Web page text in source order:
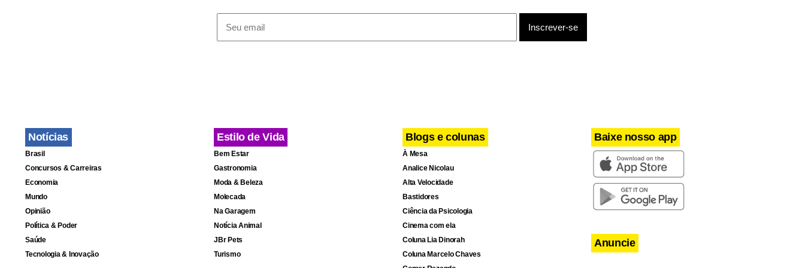
para produtos comprados no duty free, depois dos postos de inspeção dos aeroportos.
Notícias
Brasil
Concursos & Carreiras
Economia
Mundo
Opinião
Política & Poder
Saúde
Tecnologia & Inovação
Estilo de Vida
Bem Estar
Gastronomia
Moda & Beleza
Molecada
Na Garagem
Notícia Animal
JBr Pets
Turismo
Blogs e colunas
À Mesa
Analice Nicolau
Alta Velocidade
Bastidores
Ciência da Psicologia
Cinema com ela
Coluna Lia Dinorah
Coluna Marcelo Chaves
Baixe nosso app
Anuncie